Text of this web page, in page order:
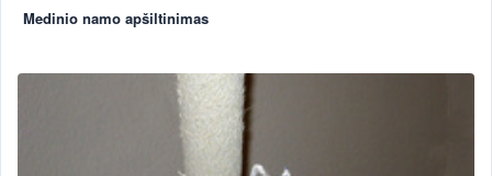
Medinio namo apšiltinimas